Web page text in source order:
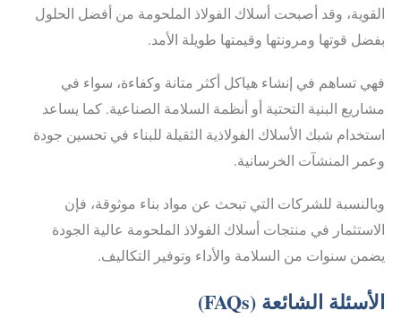
القوية، وقد أصبحت أسلاك الفولاذ الملحومة من أفضل الحلول
بفضل قوتها ومرونتها وقيمتها طويلة الأمد.
فهي تساهم في إنشاء هياكل أكثر متانة وكفاءة، سواء في
مشاريع البنية التحتية أو أنظمة السلامة الصناعية. كما يساعد
استخدام شبك الأسلاك الفولاذية الثقيلة للبناء في تحسين جودة
وعمر المنشآت الخرسانية.
وبالنسبة للشركات التي تبحث عن مواد بناء موثوقة، فإن
الاستثمار في منتجات أسلاك الفولاذ الملحومة عالية الجودة
يضمن سنوات من السلامة والأداء وتوفير التكاليف.
الأسئلة الشائعة (FAQs)